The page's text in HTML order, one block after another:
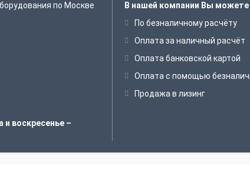
по Москве
и воскресенье –
В нашей компании Вы
По безналичному расчёту
Оплата за наличный расчёт
Оплата банковской картой
Оплата с помощью
Продажа в лизинг